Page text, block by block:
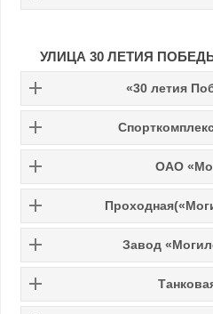
УЛИЦА 30 ЛЕТИЯ
«30 летия
ОАО
Завод